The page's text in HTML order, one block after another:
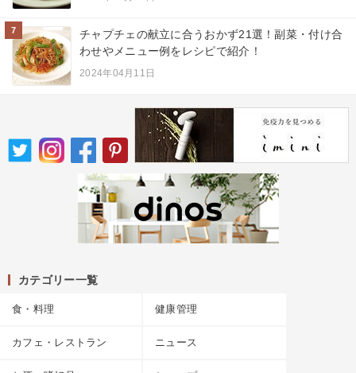
7
チャプチェの献立に合うおかず21選！副菜・付け合
わせやメニュー例をレシピで紹介！
2024年04月11日
カテゴリー一覧
食・料理 健康管理
カフェ・レストラン ニュース